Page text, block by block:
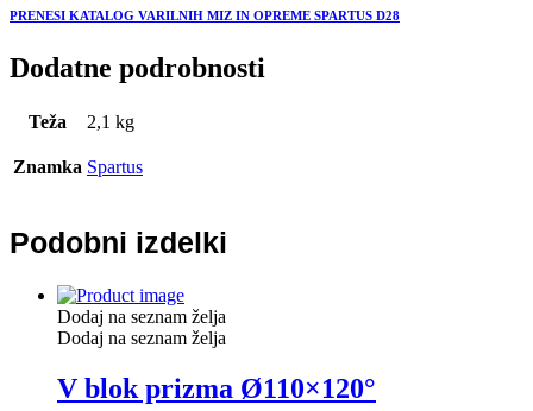
PRENESI KATALOG VARILNIH MIZ IN OPREME SPARTUS D28
Dodatne podrobnosti
Teža 2,1 kg
Znamka Spartus
Podobni izdelki
Dodaj na seznam želja
Dodaj na seznam želja
V blok prizma Ø110×120°